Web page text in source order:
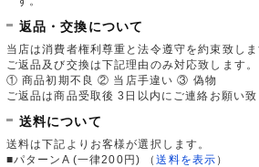
返品・交換について
当店は消費者権利尊重と法令遵守を約束致しま
ご返品及び交換は下記理由のみ対応致します。
① 商品初期不良 ② 当店手違い ③ 偽物
ご返品は商品受取後 3日以内にご連絡お願い致
送料について
送料は下記よりお客様が選択します。
■パターンA (一律200円)
（送料を表示 ）